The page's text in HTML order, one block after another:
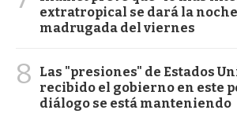
extratropical se dará la
madrugada del viernes
8
Las "presiones" de Estados
recibido el gobierno en este
diálogo se está manteniendo